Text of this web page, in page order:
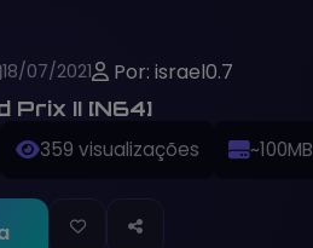
18/07/2021 Por: israel0.7
Prix II [N64]
359 visualizações ~100MB